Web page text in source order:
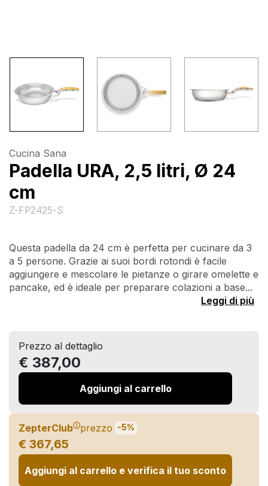
Cucina Sana
Padella URA, 2,5 litri, Ø 24
cm
Z-FP2425-S
Questa padella da 24 cm è perfetta per cucinare da 3
a 5 persone. Grazie ai suoi bordi rotondi è facile
aggiungere e mescolare le pietanze o girare omelette e
pancake, ed è ideale per preparare colazioni a base...
Leggi di più
Prezzo al dettaglio
€ 387,00
Aggiungi al carrello
ZepterClubⓘprezzo -5%
€ 367,65
Aggiungi al carrello e verifica il tuo sconto